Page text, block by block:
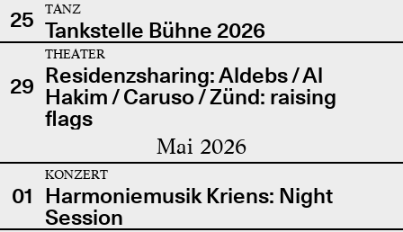
25
TANZ
Tankstelle Bühne 2026
29
THEATER
Residenzsharing: Aldebs / Al
Hakim / Caruso / Zünd: raising
flags
Mai 2026
01
KONZERT
Harmoniemusik Kriens: Night
Session